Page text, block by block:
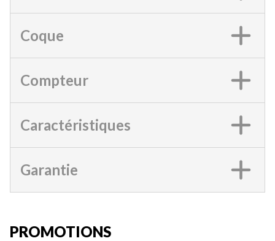
Coque
Compteur
Caractéristiques
Garantie
PROMOTIONS